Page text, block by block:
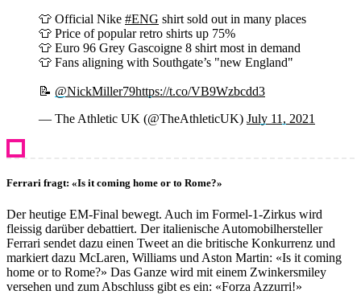
👕 Official Nike #ENG shirt sold out in many places
👕 Price of popular retro shirts up 75%
👕 Euro 96 Grey Gascoigne 8 shirt most in demand
👕 Fans aligning with Southgate’s "new England"
📝 @NickMiller79https://t.co/VB9Wzbcdd3
— The Athletic UK (@TheAthleticUK) July 11, 2021
Ferrari fragt: «Is it coming home or to Rome?»
Der heutige EM-Final bewegt. Auch im Formel-1-Zirkus wird
fleissig darüber debattiert. Der italienische Automobilhersteller
Ferrari sendet dazu einen Tweet an die britische Konkurrenz und
markiert dazu McLaren, Williams und Aston Martin: «Is it coming
home or to Rome?» Das Ganze wird mit einem Zwinkersmiley
versehen und zum Abschluss gibt es ein: «Forza Azzurri!»